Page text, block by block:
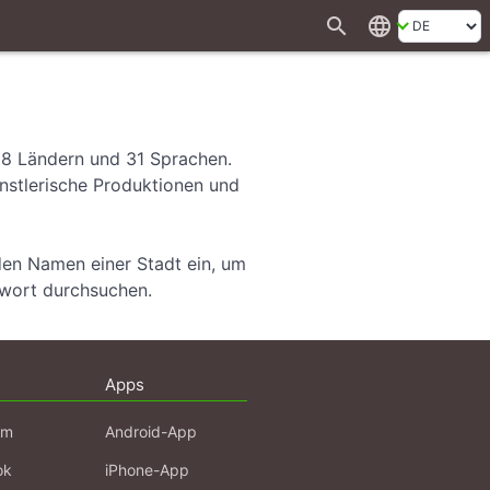
search language
Ländern und 31 Sprachen.
Produktionen und
Namen einer Stadt ein, um
durchsuchen.
Apps
Android-App
iPhone-App